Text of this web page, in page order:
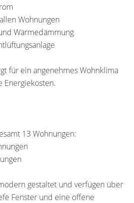
Wohnungen
Wärmedämmung
für ein angenehmes Wohnklima
Energiekosten.
13 Wohnungen:
gestaltet und verfügen über
Fenster und eine offene